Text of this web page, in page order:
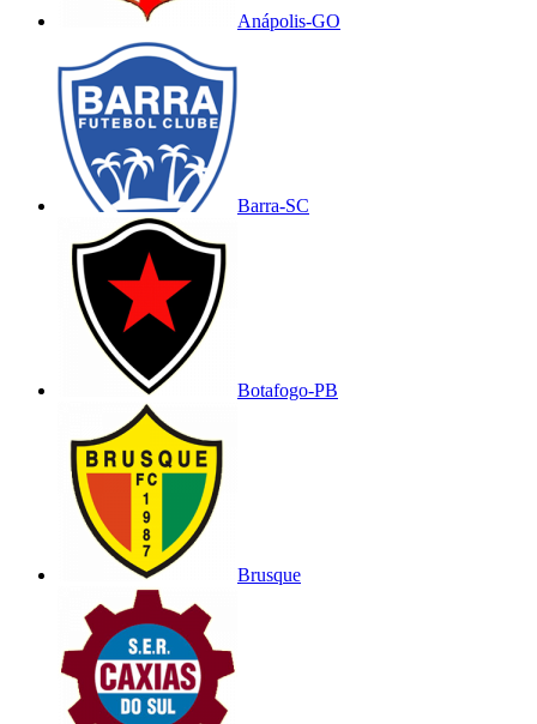
Anápolis-GO
Barra-SC
Botafogo-PB
Brusque